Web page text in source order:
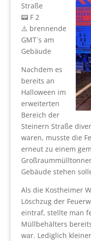
Straße
📟 F 2
⚠️ brennende
GMT´s am
Gebäude
Nachdem es
bereits an
Halloween im
erweiterten
Bereich der
Steinern Straße
waren, musste die
erneut zu einem
Gebäude stehen
Als die Kostheimer
Löschzug der
eintraf, stellte man
Müllbehälters
war. Lediglich